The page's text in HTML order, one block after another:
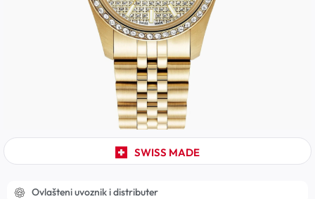
SWISS MADE
Ovlašteni uvoznik i distributer